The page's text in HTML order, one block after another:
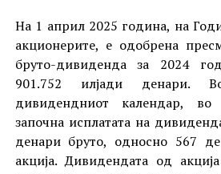
На 1 април 2025 година, на
акционерите, е одобрена
бруто-дивиденда за 2024
901.752 илјади денари.
дивидендниот календар,
започна исплатата на
денари бруто, односно 567
акција. Дивидендата од